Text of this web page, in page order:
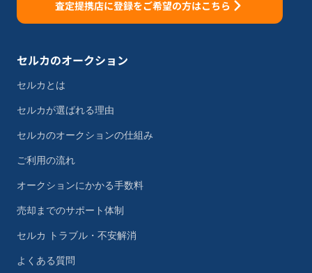
査定提携店に登録をご希望の方はこちら
セルカのオークション
セルカとは
セルカが選ばれる理由
セルカのオークションの仕組み
ご利用の流れ
オークションにかかる手数料
売却までのサポート体制
セルカ トラブル・不安解消
よくある質問